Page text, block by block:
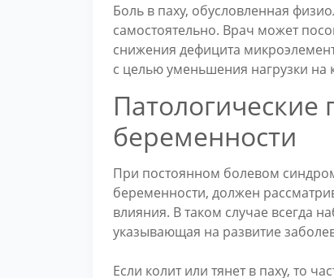
Боль в паху, обусловленная
самостоятельно. Врач может
снижения дефицита
с целью уменьшения нагрузки на
беременности
При постоянном болевом
беременности, должен
влияния. В таком случае всегда
указывающая на развитие
Если колит или тянет в паху, то